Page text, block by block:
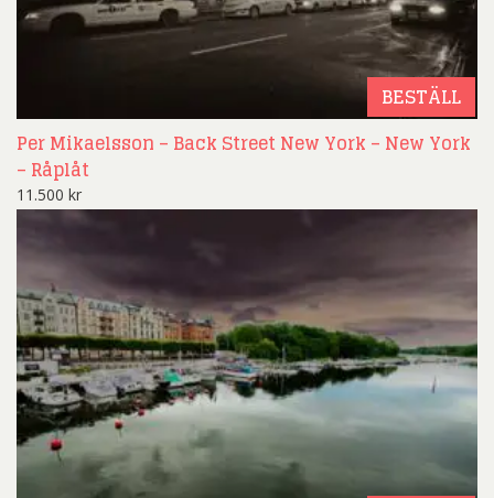
BESTÄLL
Per Mikaelsson – Back Street New York – New York
– Råplåt
11.500 kr